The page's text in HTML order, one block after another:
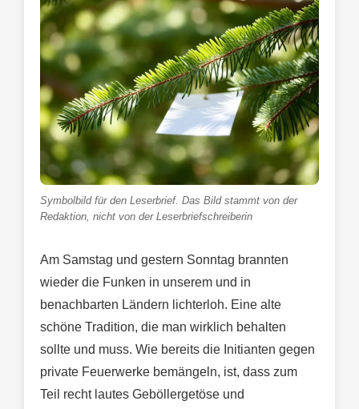
Symbolbild für den Leserbrief. Das Bild stammt von der
Redaktion, nicht von der Leserbriefschreiberin
Am Samstag und gestern Sonntag brannten
wieder die Funken in unserem und in
benachbarten Ländern lichterloh. Eine alte
schöne Tradition, die man wirklich behalten
sollte und muss. Wie bereits die Initianten gegen
private Feuerwerke bemängeln, ist, dass zum
Teil recht lautes Geböllergetöse und